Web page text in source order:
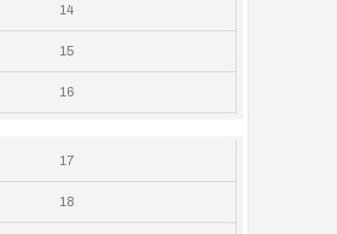
14
15
16
17
18